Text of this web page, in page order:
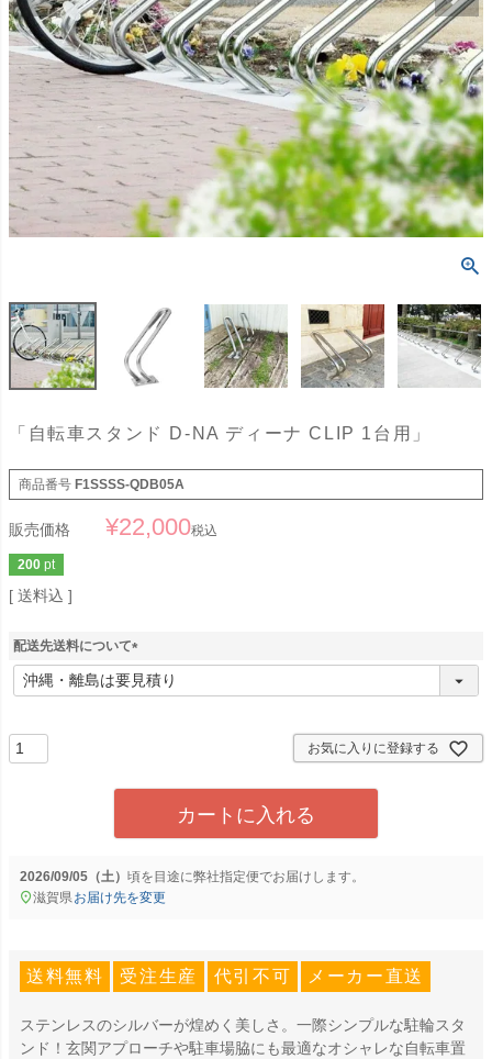
「自転車スタンド D-NA ディーナ CLIP 1台用」
商品番号 F1SSSS-QDB05A
販売価格 ¥22,000税込
200 pt
送料込
配送先送料について
(
必
お気に入りに登録する
カートに入れる
2026/09/05（土） に弊社指定便でお届けします。
滋賀県お届け先を変更
送料無料 受注生産 代引不可 メーカー直送
ステンレスのシルバーが煌めく美しさ。一際シンプルな駐輪スタ
ンド！玄関アプローチや駐車場脇にも最適なオシャレな自転車置